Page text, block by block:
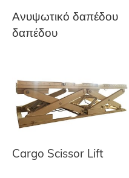
Ανυψωτικό δαπέδου
δαπέδου
Cargo Scissor Lift